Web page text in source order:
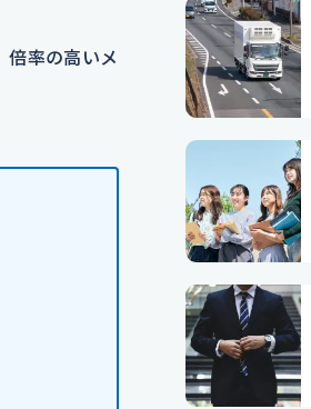
倍率の高いメ